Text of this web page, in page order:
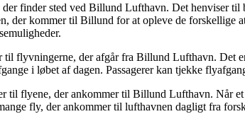
finder sted ved Billund Lufthavn. Det henviser til
der kommer til Billund for at opleve de
flyvningerne, der afgår fra Billund Lufthavn. Det
i løbet af dagen. Passagerer kan tjekke
flyene, der ankommer til Billund Lufthavn. Når
fly, der ankommer til lufthavnen dagligt fra